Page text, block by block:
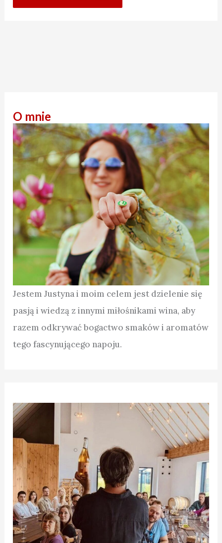
O mnie
Jestem Justyna i moim celem jest dzielenie się
pasją i wiedzą z innymi miłośnikami wina, aby
razem odkrywać bogactwo smaków i aromatów
tego fascynującego napoju.